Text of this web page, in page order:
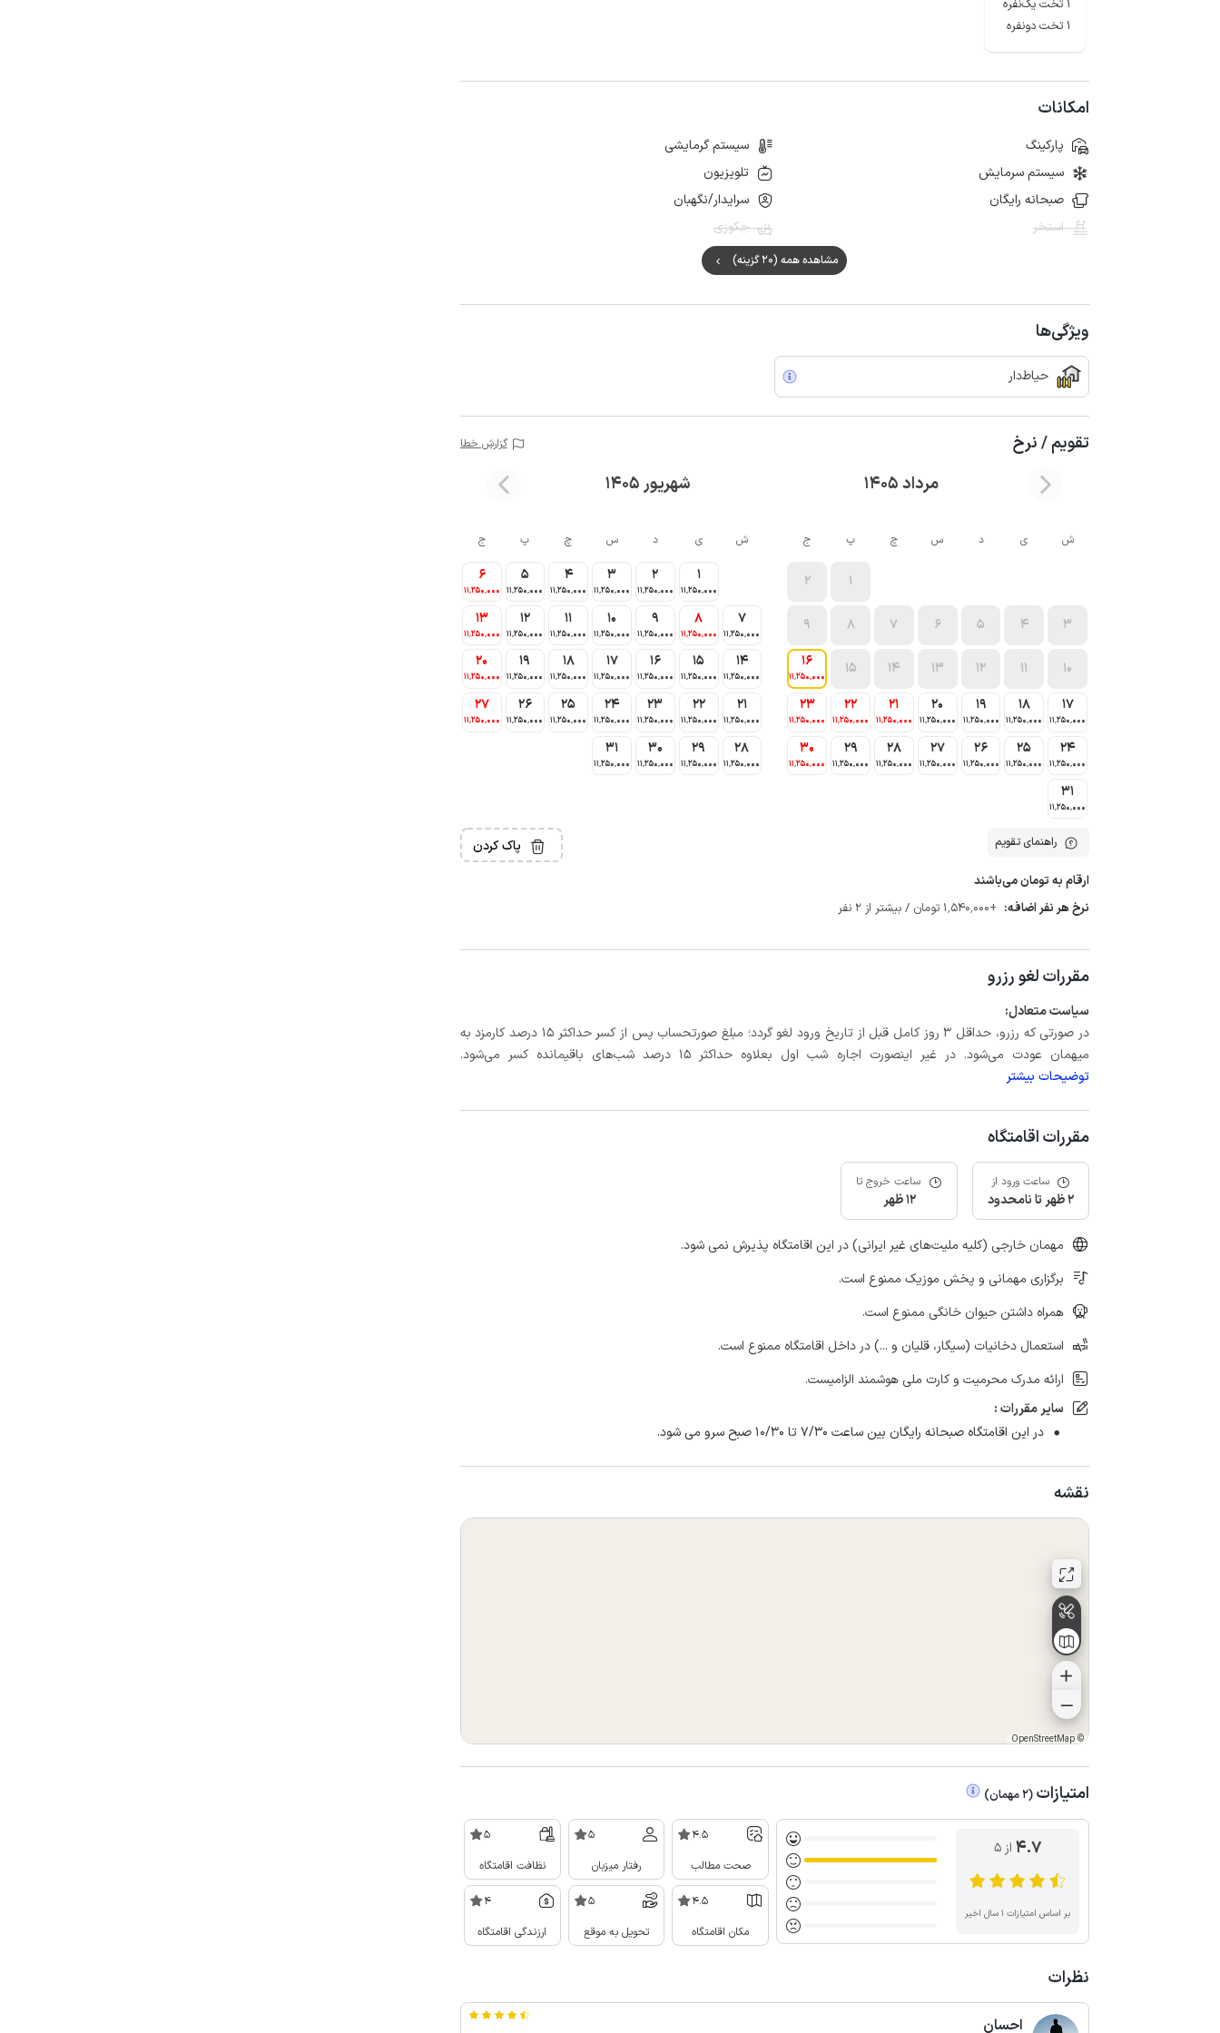
1 تخت یک‌نفره
1 تخت دونفره
امکانات
پارکینگ
سیستم گرمایشی
سیستم سرمایش
تلویزیون
صبحانه رایگان
سرایدار/نگهبان
استخر
جکوزی
مشاهده همه (20 گزینه)
ویژگی‌ها
حیاط‌دار
تقویم / نرخ گزارش خطا
مرداد 1405 شهریور 1405
ش ی د س چ پ ج
1
2
3
4
5
6
7
8
9
10
11
12
13
14
15
16
11٬250٬000
17
11٬250٬000
18
11٬250٬000
19
11٬250٬000
20
11٬250٬000
21
11٬250٬000
22
11٬250٬000
23
11٬250٬000
24
11٬250٬000
25
11٬250٬000
26
11٬250٬000
27
11٬250٬000
28
11٬250٬000
29
11٬250٬000
30
11٬250٬000
31
11٬250٬000
ش ی د س چ پ ج
1
11٬250٬000
2
11٬250٬000
3
11٬250٬000
4
11٬250٬000
5
11٬250٬000
6
11٬250٬000
7
11٬250٬000
8
11٬250٬000
9
11٬250٬000
10
11٬250٬000
11
11٬250٬000
12
11٬250٬000
13
11٬250٬000
14
11٬250٬000
15
11٬250٬000
16
11٬250٬000
17
11٬250٬000
18
11٬250٬000
19
11٬250٬000
20
11٬250٬000
21
11٬250٬000
22
11٬250٬000
23
11٬250٬000
24
11٬250٬000
25
11٬250٬000
26
11٬250٬000
27
11٬250٬000
28
11٬250٬000
29
11٬250٬000
30
11٬250٬000
31
11٬250٬000
راهنمای تقویم پاک کردن
ارقام به تومان می‌باشند
نرخ هر نفر اضافه: +1٬540٬000 تومان / بیشتر از 2 نفر
مقررات لغو رزرو
سیاست متعادل:
در صورتی که رزرو، حداقل 3 روز کامل قبل از تاریخ ورود لغو گردد؛ مبلغ صورتحساب پس از کسر حداکثر 15 درصد کارمزد به
میهمان عودت می‌شود. در غیر اینصورت اجاره شب اول بعلاوه حداکثر 15 درصد شب‌های باقیمانده کسر می‌شود.
توضیحات بیشتر
مقررات اقامتگاه
ساعت ورود از
2 ظهر تا نامحدود
ساعت خروج تا
12 ظهر
مهمان خارجی (کلیه ملیت‌های غیر ایرانی) در این اقامتگاه پذیرش نمی شود.
برگزاری مهمانی و پخش موزیک ممنوع است.
همراه داشتن حیوان خانگی ممنوع است.
استعمال دخانیات (سیگار، قلیان و ...) در داخل اقامتگاه ممنوع است.
ارائه مدرک محرمیت و کارت ملی هوشمند الزامیست.
سایر مقررات :
در این اقامتگاه صبحانه رایگان بین ساعت ۷/۳۰ تا ۱۰/۳۰ صبح سرو می شود.
نقشه
©
OpenStreetMap
امتیازات (
2مهمان)
4.7 از ۵
بر اساس امتیازات ۱ سال اخیر
4.5
صحت مطالب
5
رفتار میزبان
5
نظافت اقامتگاه
4.5
مکان اقامتگاه
5
تحویل به موقع
4
ارزندگی اقامتگاه
نظرات
احسان